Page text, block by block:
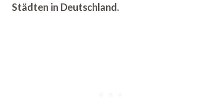
Städten in Deutschland.